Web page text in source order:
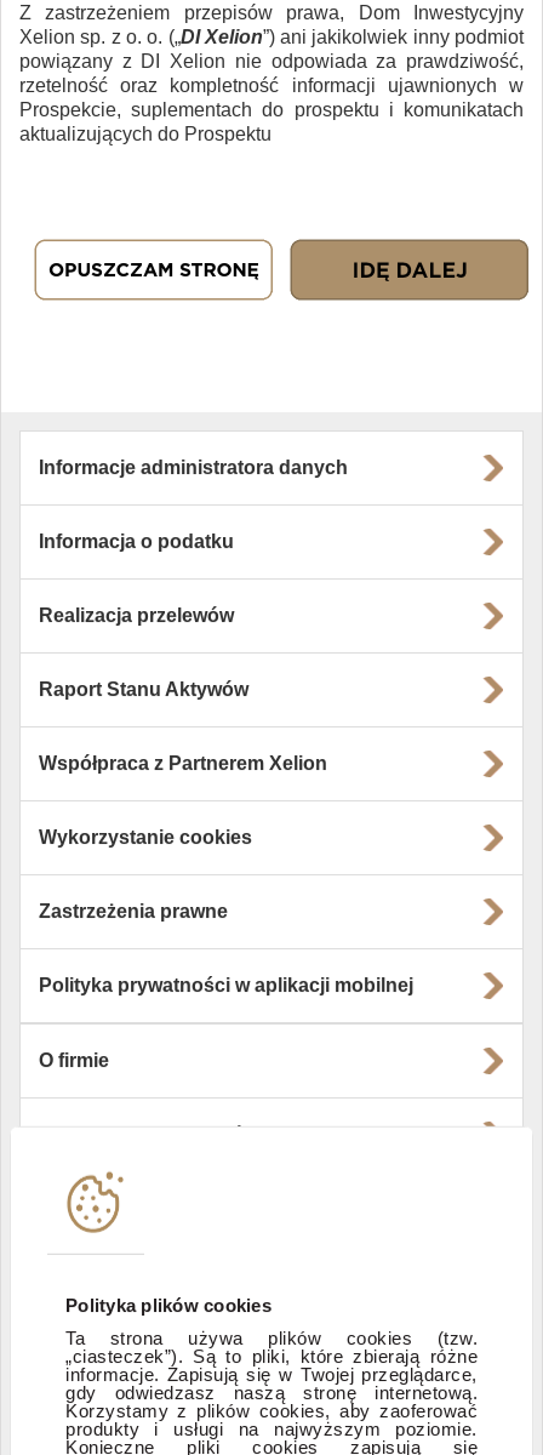
Polityka plików cookies
Ta strona używa plików cookies (tzw.
„ciasteczek”). Są to pliki, które zbierają różne
informacje. Zapisują się w Twojej przeglądarce,
gdy odwiedzasz naszą stronę internetową.
Korzystamy z plików cookies, aby zaoferować
produkty i usługi na najwyższym poziomie.
Konieczne pliki cookies zapisują się
Z zastrzeżeniem przepisów prawa, Dom Inwestycyjny
Xelion sp. z o. o. („DI Xelion”) ani jakikolwiek inny podmiot
powiązany z DI Xelion nie odpowiada za prawdziwość,
rzetelność oraz kompletność informacji ujawnionych w
Prospekcie, suplementach do prospektu i komunikatach
aktualizujących do Prospektu
Informacje administratora danych
Informacja o podatku
Realizacja przelewów
Raport Stanu Aktywów
Współpraca z Partnerem Xelion
Wykorzystanie cookies
Zastrzeżenia prawne
Polityka prywatności w aplikacji mobilnej
O firmie
Instytucje współpracujące
Zastrzeżenia prawne
ESG